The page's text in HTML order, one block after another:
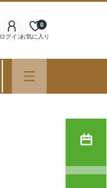
ログインお気に入り
0